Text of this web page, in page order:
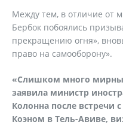
Между тем, в отличие от
Бербок побоялись
прекращению огня»,
право на самооборону».
«Слишком много
заявила министр
Колонна после встречи
Коэном в Тель-Авиве,